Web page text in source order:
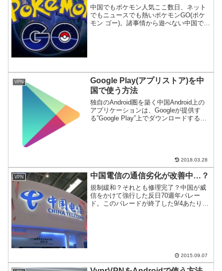
中国でもポケモン人気ここ数日、ネット
でもニュースでも熱いポケモンGO(ポケ
モン ゴー)。諸事情から遊べない中国でど
VPN
Google Play(アプリストア)を中
国で使う方法
独自のAndroid圏を築く中国Android上の
アプリケーションは、Googleが提供す
る”Google Play”上でダウンロードするの
2018.03.28
VPN 中国電信の通信劣化が改善中…？
規制緩和？それとも修理完了？中国が威
信をかけて強行した反日70週年パレー
ド。このパレードが終了した9/4あたりか
2015.09.07